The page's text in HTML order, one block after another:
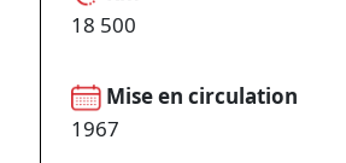
18 500
Mise en circulation
1967